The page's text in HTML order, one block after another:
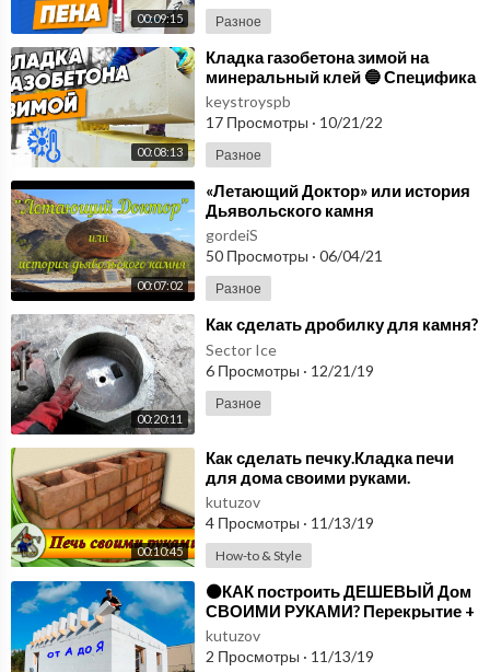
00:09:15 Разное
00:08:13
⁣Кладка газобетона зимой на
минеральный клей 🔵 Специфика
строительства в МОРОЗ 🔵
keystroyspb
17 Просмотры · 10/21/22
Разное
00:07:02
⁣«Летающий Доктор» или история
Дьявольского камня
gordeiS
50 Просмотры · 06/04/21
Разное
00:20:11
⁣Как сделать дробилку для камня?
Sector Ice
6 Просмотры · 12/21/19
Разное
00:10:45
⁣Как сделать печку.Кладка печи
для дома своими руками.
kutuzov
4 Просмотры · 11/13/19
How-to & Style
⁣⚫КАК построить ДЕШЕВЫЙ Дом
СВОИМИ РУКАМИ? Перекрытие +
Кладка Газоблока. часть 4
kutuzov
2 Просмотры · 11/13/19